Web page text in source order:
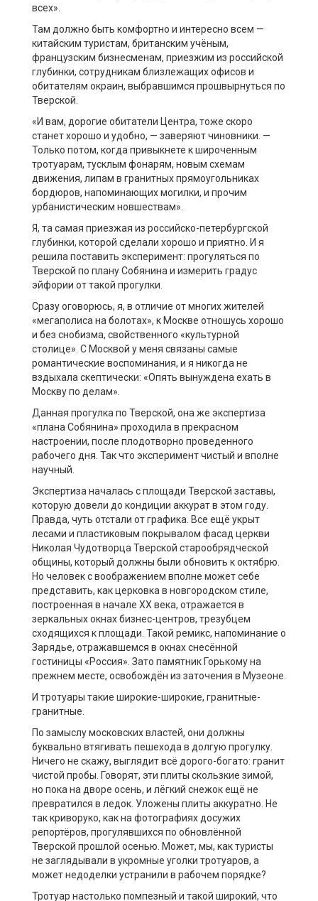
всех».
Там должно быть комфортно и интересно всем —
китайским туристам, британским учёным,
французским бизнесменам, приезжим из российской
глубинки, сотрудникам близлежащих офисов и
обитателям окраин, выбравшимся прошвырнуться по
Тверской.
«И вам, дорогие обитатели Центра, тоже скоро
станет хорошо и удобно, — заверяют чиновники. —
Только потом, когда привыкнете к широченным
тротуарам, тусклым фонарям, новым схемам
движения, липам в гранитных прямоугольниках
бордюров, напоминающих могилки, и прочим
урбанистическим новшествам».
Я, та самая приезжая из российско-петербургской
глубинки, которой сделали хорошо и приятно. И я
решила поставить эксперимент: прогуляться по
Тверской по плану Собянина и измерить градус
эйфории от такой прогулки.
Сразу оговорюсь, я, в отличие от многих жителей
«мегаполиса на болотах», к Москве отношусь хорошо
и без снобизма, свойственного «культурной
столице». С Москвой у меня связаны самые
романтические воспоминания, и я никогда не
вздыхала скептически: «Опять вынуждена ехать в
Москву по делам».
Данная прогулка по Тверской, она же экспертиза
«плана Собянина» проходила в прекрасном
настроении, после плодотворно проведенного
рабочего дня. Так что эксперимент чистый и вполне
научный.
Экспертиза началась с площади Тверской заставы,
которую довели до кондиции аккурат в этом году.
Правда, чуть отстали от графика. Все ещё укрыт
лесами и пластиковым покрывалом фасад церкви
Николая Чудотворца Тверской старообрядческой
общины, который должны были обновить к октябрю.
Но человек с воображением вполне может себе
представить, как церковка в новгородском стиле,
построенная в начале ХХ века, отражается в
зеркальных окнах бизнес-центров, трезубцем
сходящихся к площади. Такой ремикс, напоминание о
Зарядье, отражавшемся в окнах снесённой
гостиницы «Россия». Зато памятник Горькому на
прежнем месте, освобождён из заточения в Музеоне.
И тротуары такие широкие-широкие, гранитные-
гранитные.
По замыслу московских властей, они должны
буквально втягивать пешехода в долгую прогулку.
Ничего не скажу, выглядит всё дорого-богато: гранит
чистой пробы. Говорят, эти плиты скользкие зимой,
но пока на дворе осень, и лёгкий снежок ещё не
превратился в ледок. Уложены плиты аккуратно. Не
так криворуко, как на фотографиях досужих
репортёров, прогулявшихся по обновлённой
Тверской прошлой осенью. Может, мы, как туристы
не заглядывали в укромные уголки тротуаров, а
может недоделки устранили в рабочем порядке?
Тротуар настолько помпезный и такой широкий, что